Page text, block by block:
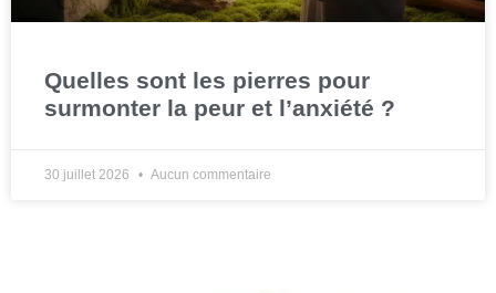
Quelles sont les pierres pour
surmonter la peur et l’anxiété ?
30 juillet 2026 Aucun commentaire